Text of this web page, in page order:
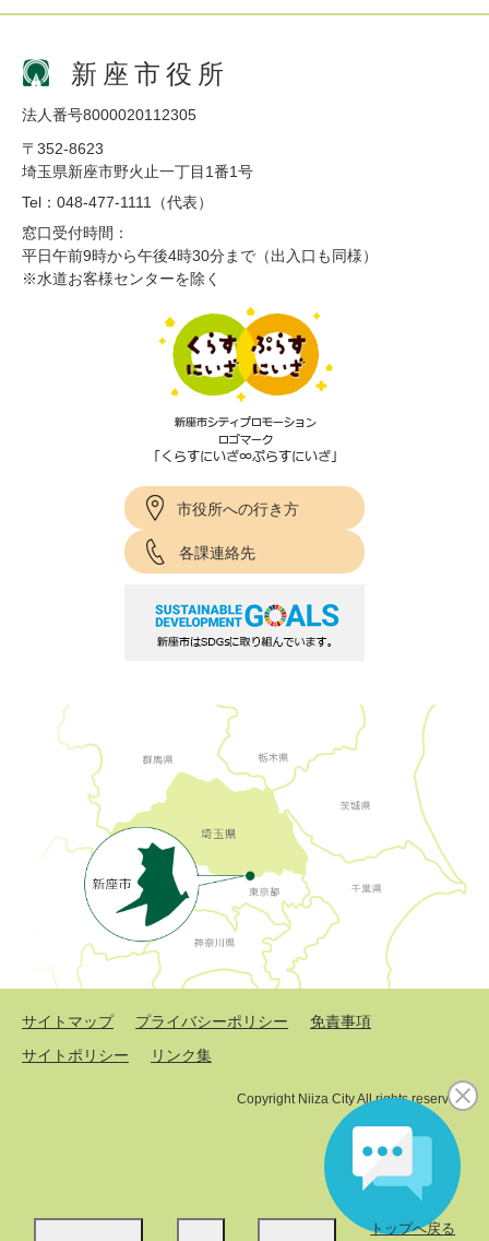
トップへ戻る
新座市役所
法人番号8000020112305
〒352-8623
埼玉県新座市野火止一丁目1番1号
Tel：048-477-1111（代表）
窓口受付時間：
平日午前9時から午後4時30分まで（出入口も同様）
※水道お客様センターを除く
市役所への行き方
各課連絡先
サイトマップ プライバシーポリシー
免責事項
サイトポリシー
リンク集
Copyright Niiza City All rights reserved.